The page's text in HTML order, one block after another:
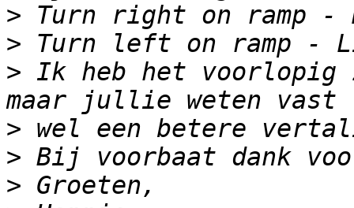
>
>
> Ik heb het voorlopig
>
>
>